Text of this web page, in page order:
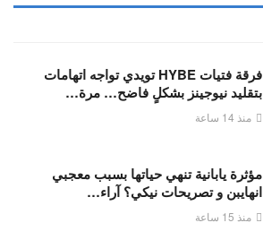
فرقة فتيات HYBE تويدي تواجه اتهامات
بتقليد نيوجينز بشكلٍ فاضح… مرة…
منذ 14 ساعة
مؤثرة يابانية تنهي حياتها بسبب معجبي
انهايبن و تصريحات نيكي؟ آراء…
منذ 15 ساعة